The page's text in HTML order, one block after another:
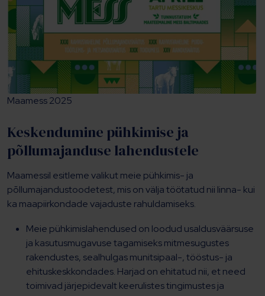
Maamess 2025
Keskendumine pühkimise ja
põllumajanduse lahendustele
Maamessil esitleme valikut meie pühkimis- ja
põllumajandustoodetest, mis on välja töötatud nii linna- kui
ka maapiirkondade vajaduste rahuldamiseks.
Meie pühkimislahendused on loodud usaldusväärsuse
ja kasutusmugavuse tagamiseks mitmesugustes
rakendustes, sealhulgas munitsipaal-, tööstus- ja
ehituskeskkondades. Harjad on ehitatud nii, et need
toimivad järjepidevalt keerulistes tingimustes ja